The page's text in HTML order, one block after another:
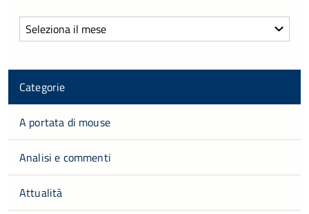
Archivi
Categorie
A portata di mouse
Analisi e commenti
Attualità